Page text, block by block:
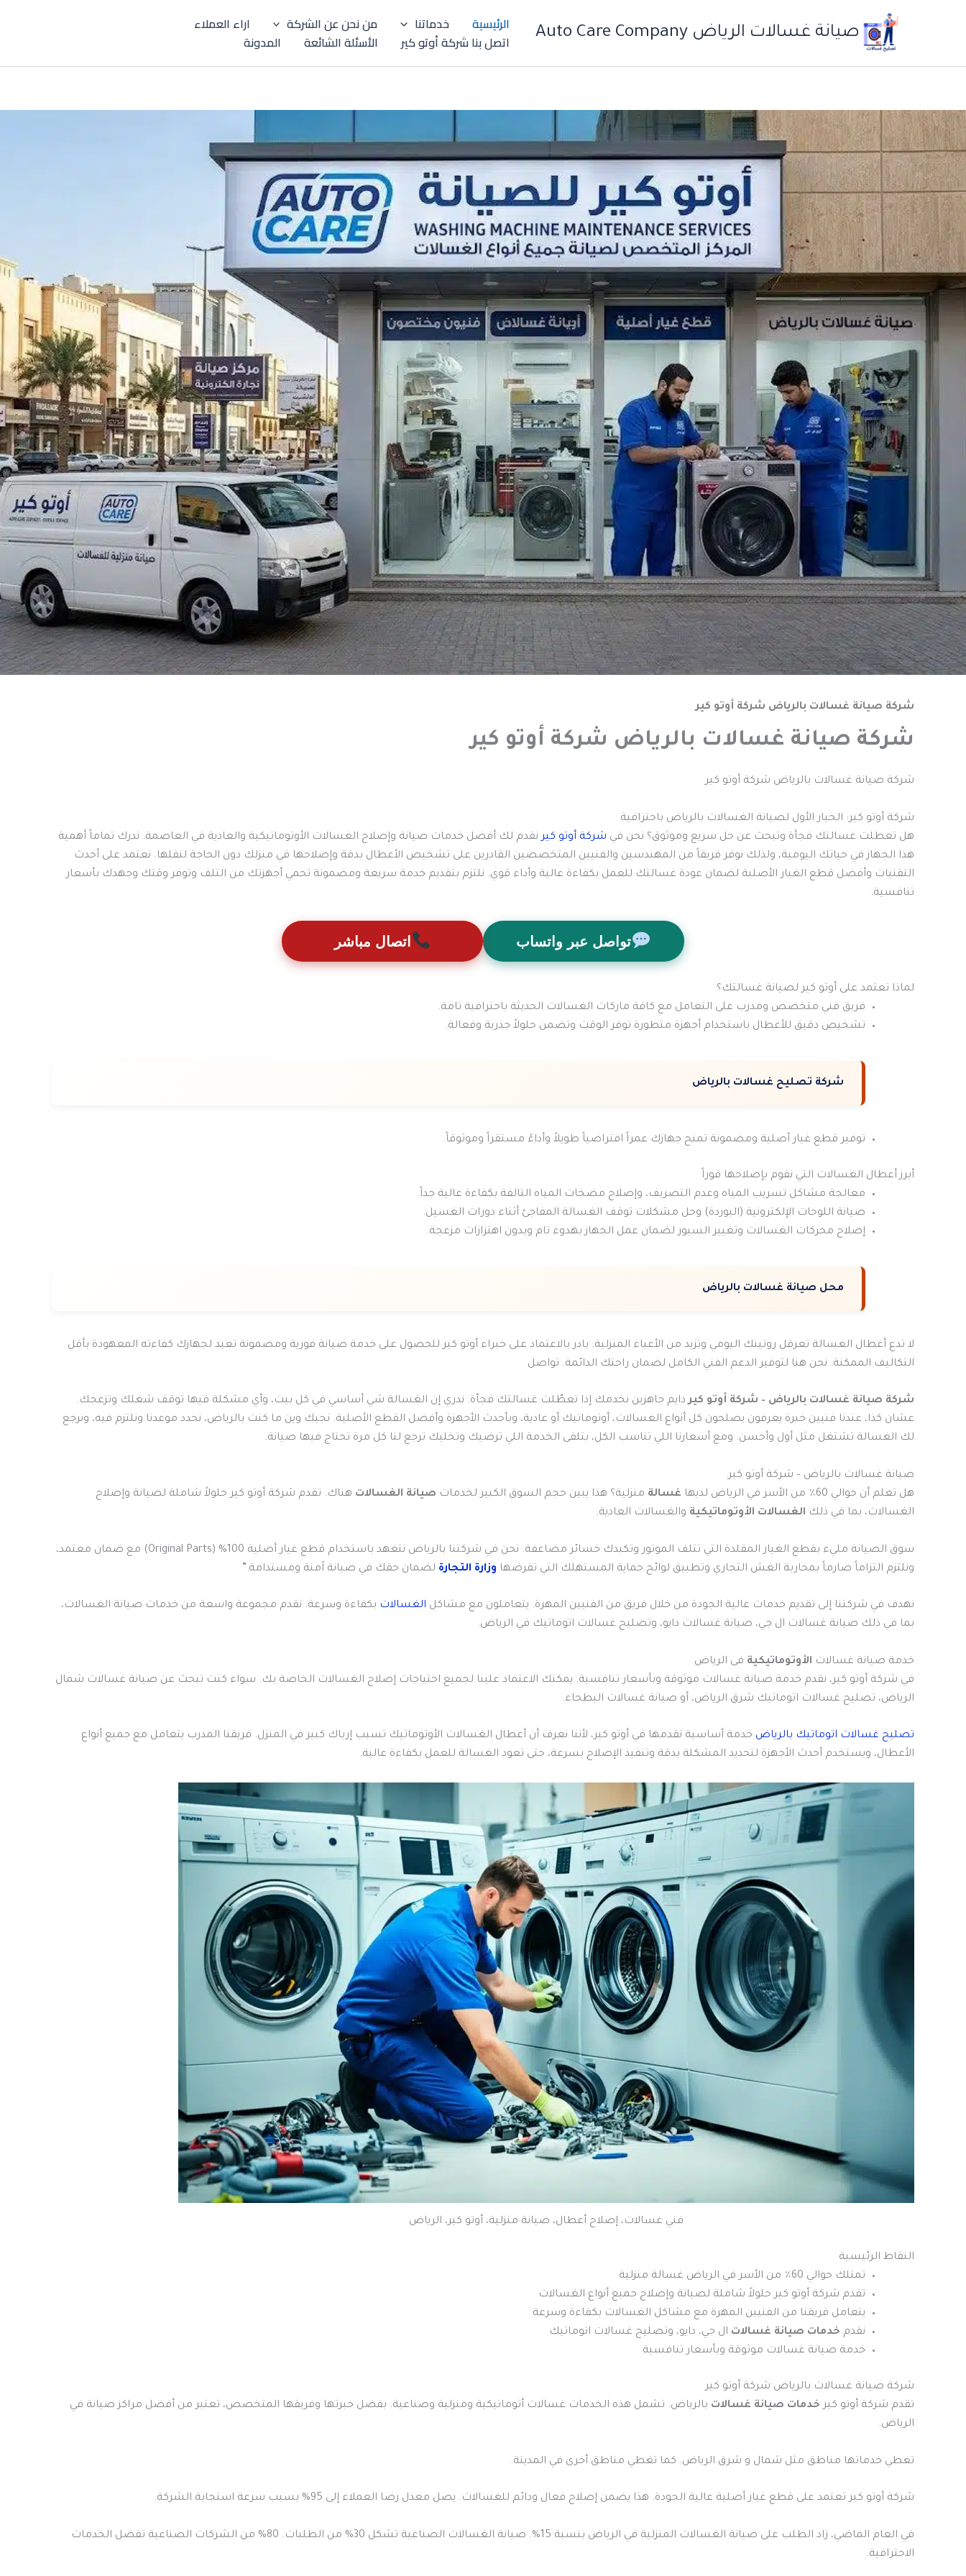
صيانة غسالات الرياض Auto Care Company الرئيسية خدماتنا من نحن عن الشركة
اراء العملاء
اتصل بنا شركة أوتو كير
الأسئلة الشائعة المدونة
شركة صيانة غسالات بالرياض شركة أوتو كير
شركة صيانة غسالات بالرياض شركة أوتو كير
شركة صيانة غسالات بالرياض شركة أوتو كير
شركة أوتو كير: الخيار الأول لصيانة الغسالات بالرياض باحترافية
هل تعطلت غسالتك فجأة وتبحث عن حل سريع وموثوق؟ نحن في شركة أوتو كيرنقدم لك أفضل خدمات صيانة وإصلاح الغسالات الأوتوماتيكية والعادية في العاصمة. ندرك تماماً أهمية
هذا الجهاز في حياتك اليومية، ولذلك نوفر فريقاً من المهندسين والفنيين المتخصصين القادرين على تشخيص الأعطال بدقة وإصلاحها في منزلك دون الحاجة لنقلها. نعتمد على أحدث
التقنيات وأفضل قطع الغيار الأصلية لضمان عودة غسالتك للعمل بكفاءة عالية وأداء قوي. نلتزم بتقديم خدمة سريعة ومضمونة تحمي أجهزتك من التلف وتوفر وقتك وجهدك بأسعار
تنافسية.
تواصل عبر واتساب اتصال مباشر
لماذا تعتمد على أوتو كير لصيانة غسالتك؟
فريق فني متخصص ومدرب على التعامل مع كافة ماركات الغسالات الحديثة باحترافية تامة.
تشخيص دقيق للأعطال باستخدام أجهزة متطورة توفر الوقت وتضمن حلولاً جذرية وفعالة.
شركة تصليح غسالات بالرياض
توفير قطع غيار أصلية ومضمونة تمنح جهازك عمراً افتراضياً طويلاً وأداءً مستقراً وموثوقاً.
أبرز أعطال الغسالات التي نقوم بإصلاحها فوراً
معالجة مشاكل تسريب المياه وعدم التصريف، وإصلاح مضخات المياه التالفة بكفاءة عالية جداً.
صيانة اللوحات الإلكترونية (البوردة) وحل مشكلات توقف الغسالة المفاجئ أثناء دورات الغسيل.
إصلاح محركات الغسالات وتغيير السيور لضمان عمل الجهاز بهدوء تام وبدون اهتزازات مزعجة.
محل صيانة غسالات بالرياض
لا تدع أعطال الغسالة تعرقل روتينك اليومي وتزيد من الأعباء المنزلية. بادر بالاعتماد على خبراء أوتو كير للحصول على خدمة صيانة فورية ومضمونة تعيد لجهازك كفاءته المعهودة بأقل
التكاليف الممكنة. نحن هنا لتوفير الدعم الفني الكامل لضمان راحتك الدائمة. تواصل
شركة صيانة غسالات بالرياض – شركة أوتو كيردايم جاهزين نخدمك إذا تعطّلت غسالتك فجأة. ندري إن الغسالة شي أساسي في كل بيت، وأي مشكلة فيها توقف شغلك وتزعجك.
عشان كذا، عندنا فنيين خبرة يعرفون يصلحون كل أنواع الغسالات، أوتوماتيك أو عادية، وبأحدث الأجهزة وأفضل القطع الأصلية. نجيك وين ما كنت بالرياض، نحدد موعدنا ونلتزم فيه، ونرجع
لك الغسالة تشتغل مثل أول وأحسن. ومع أسعارنا اللي تناسب الكل، بتلقى الخدمة اللي ترضيك وتخليك ترجع لنا كل مرة تحتاج فيها صيانة.
صيانة غسالات بالرياض – شركة أوتو كير.
هل تعلم أن حوالي 60٪ من الأسر في الرياض لديها
غسالة منزلية؟ هذا يبين حجم السوق الكبير لخدمات صيانة الغسالات هناك. تقدم شركة أوتو كير حلولاً شاملة لصيانة وإصلاح
الغسالات، بما في ذلك الغسالات الأوتوماتيكية والغسالات العادية.
سوق الصيانة مليء بقطع الغيار المقلدة التي تتلف الموتور وتكبدك خسائر مضاعفة. نحن في شركتنا بالرياض نتعهد باستخدام قطع غيار أصلية 100% (Original Parts) مع ضمان معتمد،
ونلتزم التزاماً صارماً بمحاربة الغش التجاري وتطبيق لوائح حماية المستهلك التي تفرضها وزارة التجارة لضمان حقك في صيانة آمنة ومستدامة.”
نهدف في شركتنا إلى تقديم خدمات عالية الجودة من خلال فريق من الفنيين المهرة. يتعاملون مع مشاكل الغسالات بكفاءة وسرعة. نقدم مجموعة واسعة من خدمات صيانة الغسالات،
بما في ذلك صيانة غسالات ال جي، صيانة غسالات دايو، وتصليح غسالات اتوماتيك في الرياض.
خدمة صيانة غسالات الأوتوماتيكية فى الرياض
في شركة أوتو كير، نقدم خدمة صيانة غسالات موثوقة وبأسعار تنافسية. يمكنك الاعتماد علينا لجميع احتياجات إصلاح الغسالات الخاصة بك. سواء كنت تبحث عن صيانة غسالات شمال
الرياض، تصليح غسالات اتوماتيك شرق الرياض، أو صيانة غسالات البطحاء.
تصليح غسالات اتوماتيك بالرياض خدمة أساسية نقدمها في أوتو كير، لأننا نعرف أن أعطال الغسالات الأوتوماتيك تسبب إرباك كبير في المنزل. فريقنا المدرب يتعامل مع جميع أنواع
الأعطال، ويستخدم أحدث الأجهزة لتحديد المشكلة بدقة وتنفيذ الإصلاح بسرعة، حتى تعود الغسالة للعمل بكفاءة عالية.
فني غسالات، إصلاح أعطال، صيانة منزلية، أوتو كير، الرياض
النقاط الرئيسية
تمتلك حوالي 60٪ من الأسر في الرياض غسالة منزلية
تقدم شركة أوتو كير حلولاً شاملة لصيانة وإصلاح جميع أنواع الغسالات
يتعامل فريقنا من الفنيين المهرة مع مشاكل الغسالات بكفاءة وسرعة
نقدم خدمات صيانة غسالات ال جي، دايو، وتصليح غسالات اتوماتيك
خدمة صيانة غسالات موثوقة وبأسعار تنافسية
شركة صيانة غسالات بالرياض شركة أوتو كير
تقدم شركة أوتو كير خدمات صيانة غسالات بالرياض. تشمل هذه الخدمات غسالات أتوماتيكية ومنزلية وصناعية. بفضل خبرتها وفريقها المتخصص، تعتبر من أفضل مراكز صيانة في
الرياض.
تغطي خدماتها مناطق مثل شمال و شرق الرياض. كما تغطي مناطق أخرى في المدينة.
شركة أوتو كير تعتمد على قطع غيار أصلية عالية الجودة. هذا يضمن إصلاح فعال ودائم للغسالات. يصل معدل رضا العملاء إلى 95% بسبب سرعة استجابة الشركة.
في العام الماضي، زاد الطلب على صيانة الغسالات المنزلية في الرياض بنسبة 15%. صيانة الغسالات الصناعية تشكل 30% من الطلبات. 80% من الشركات الصناعية تفضل الخدمات
الاحترافية.